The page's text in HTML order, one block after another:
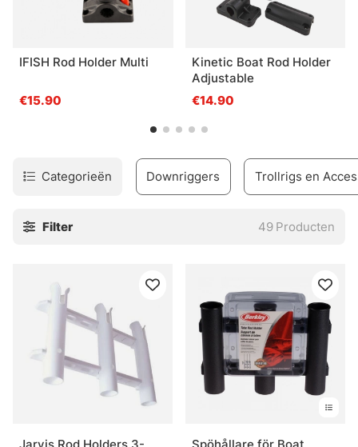
IFISH Rod Holder Multi
€15.90
Kinetic Boat Rod Holder
Adjustable
€14.90
Categorieën Downriggers Trollrigs en
Filter 49 Producten
Jarvis Rod Holders 3-
Spöhållare för Boat